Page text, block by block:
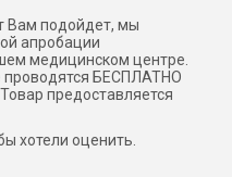
Вам подойдет, мы
апробации
медицинском центре.
проводятся БЕСПЛАТНО
предоставляется
хотели оценить.